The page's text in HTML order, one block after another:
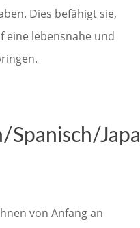
Dies befähigt sie,
eine lebensnahe und
Spanisch/
von Anfang an